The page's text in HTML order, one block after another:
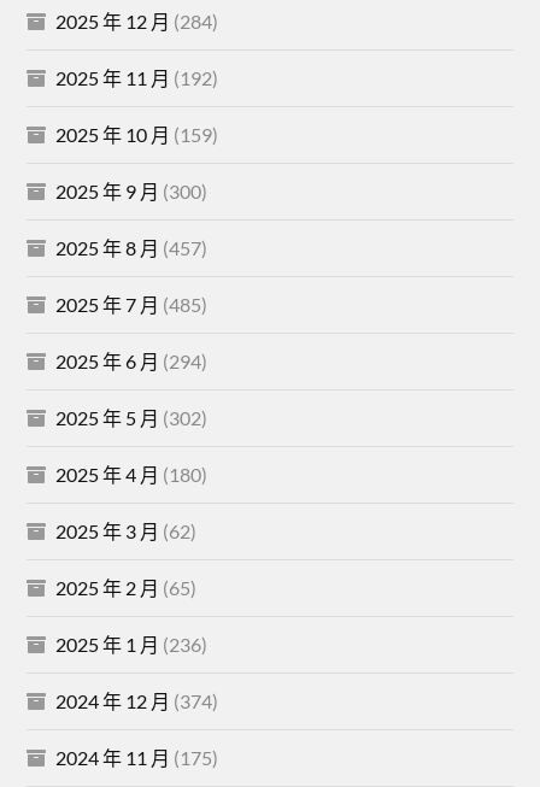
2025 年 12 月 (284)
2025 年 11 月 (192)
2025 年 10 月 (159)
2025 年 9 月 (300)
2025 年 8 月 (457)
2025 年 7 月 (485)
2025 年 6 月 (294)
2025 年 5 月 (302)
2025 年 4 月 (180)
2025 年 3 月 (62)
2025 年 2 月 (65)
2025 年 1 月 (236)
2024 年 12 月 (374)
2024 年 11 月 (175)